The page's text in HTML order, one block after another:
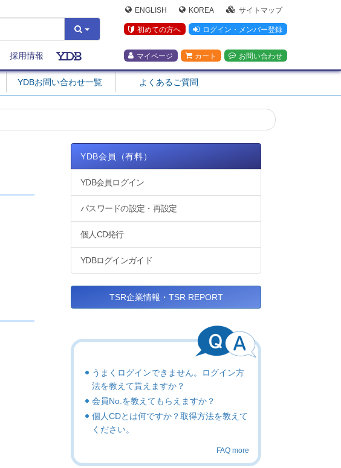
ENGLISH KOREA サイトマップ
初めての方へ ログイン・メンバー登録
マイページ カート お問い合わせ
採用情報
YDBお問い合わせ一覧 よくあるご質問
YDB会員（有料）
YDB会員ログイン
パスワードの設定・再設定
個人CD発行
YDBログインガイド
TSR企業情報・TSR REPORT
うまくログインできません。ログイン方
法を教えて貰えますか？
会員No.を教えてもらえますか？
個人CDとは何ですか？取得方法を教えて
ください。
FAQ more